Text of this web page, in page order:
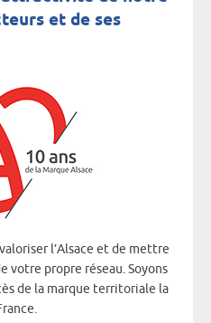
et de ses
l’Alsace et de mettre
votre propre réseau. Soyons
de la marque territoriale la